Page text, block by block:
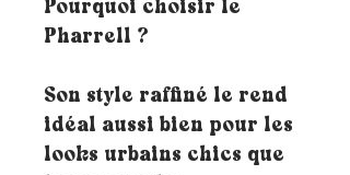
Pourquoi choisir le
Pharrell ?
Son style raffiné le rend
idéal aussi bien pour les
looks urbains chics que